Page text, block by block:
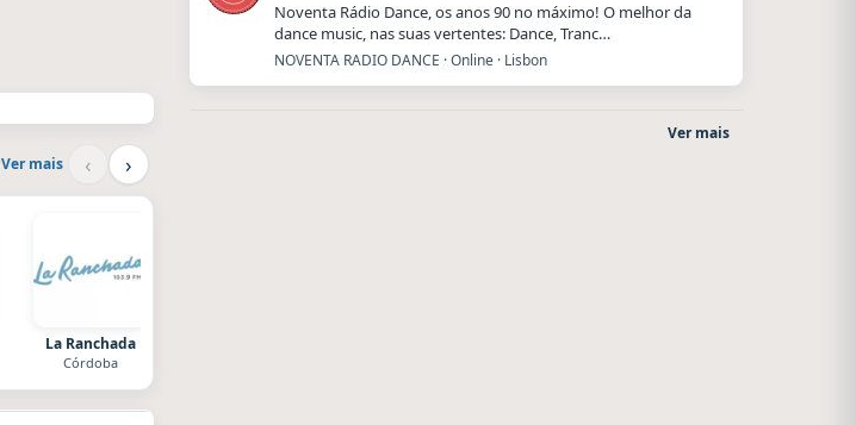
Ver mais ‹ ›
La Ranchada
Córdoba
Noventa Rádio Dance, os anos 90 no máximo! O melhor da
dance music, nas suas vertentes: Dance, Tranc…
NOVENTA RADIO DANCE · Online · Lisbon
Ver mais